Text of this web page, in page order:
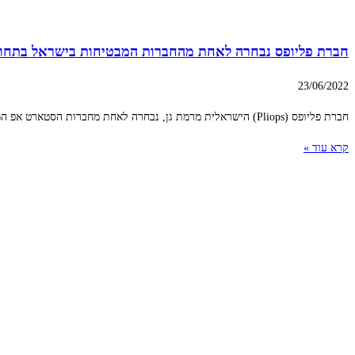
חברת פליופס נבחרה לאחת מהחברות המבטיחות בישראל
23/06/2022
חברת פליופס (Pliops) הישראלית מרמת גן, נבחרה לאחת מחברות הסטארט אפ המובילות בישראל בתחום שירותי הענן, על ידי המגזין הבריטי Data magazine. על פי המגזין,
קרא עוד »